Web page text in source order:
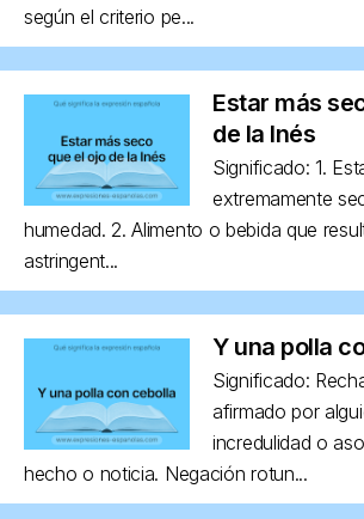
según el criterio pe...
Estar más
de la Inés
Significado: 1.
extremamente
humedad. 2. Alimento o bebida que
astringent...
Y una polla
Significado:
afirmado por
incredulidad o
hecho o noticia. Negación rotun...